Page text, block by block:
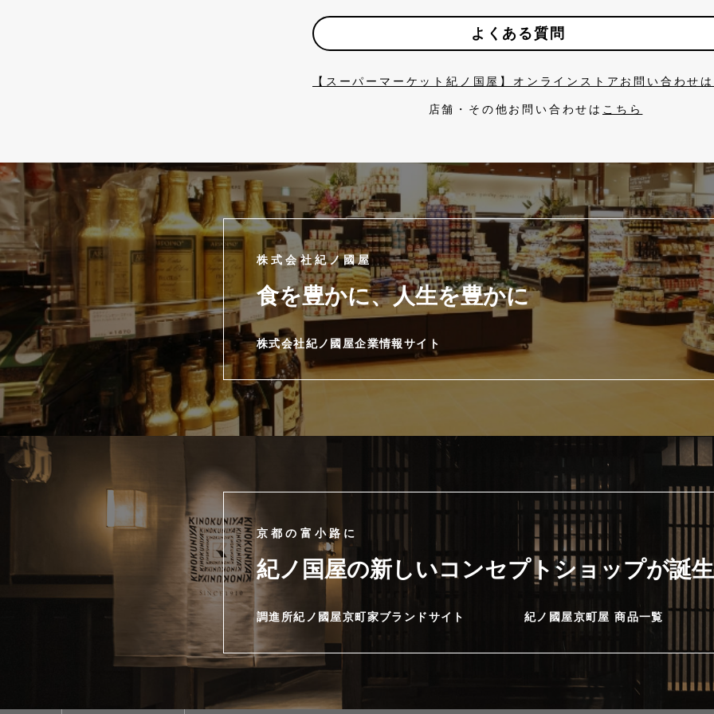
よくある質問
【スーパーマーケット紀ノ国屋】オンラインストアお問い合わせ
店舗・その他お問い合わせは こちら
株式会社紀ノ國屋
食を豊かに、人生を豊かに
株式会社紀ノ國屋企業情報サイト
京都の富小路に
紀ノ国屋の新しいコンセプトショップが誕生
調進所紀ノ國屋京町家ブランドサイト 紀ノ國屋京町屋 商品一覧